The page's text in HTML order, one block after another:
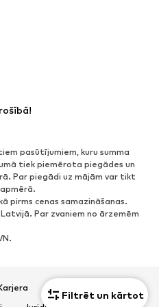
Filtrēt un kārtot
pasūtījumiem, kuru summa
tiek piemērota piegādes un
Par piegādi uz mājām var tikt
pirms cenas samazināšanas.
Par zvaniem no ārzemēm
Datu aizsardzība